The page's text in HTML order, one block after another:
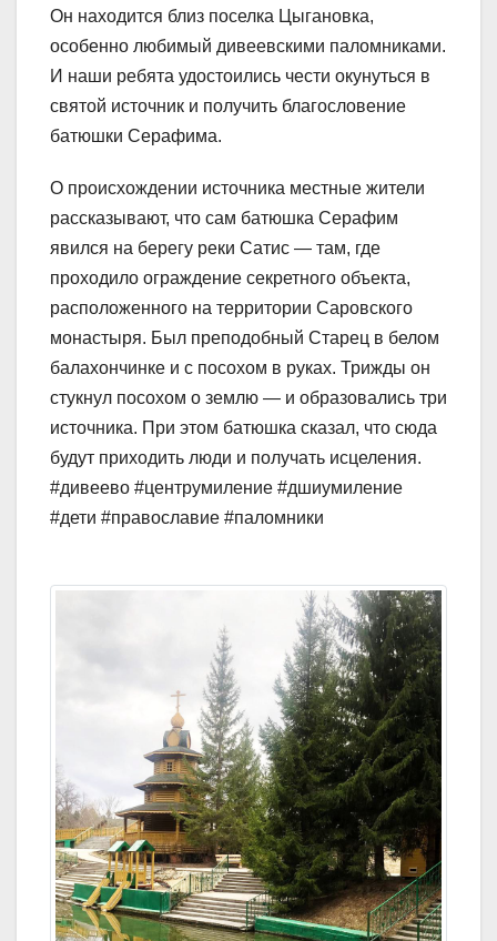
Он находится близ поселка Цыгановка,
особенно любимый дивеевскими паломниками.
И наши ребята удостоились чести окунуться в
святой источник и получить благословение
батюшки Серафима.
О происхождении источника местные жите­ли
рассказывают, что сам батюшка Серафим
явился на берегу реки Сатис — там, где
проходило ограждение секретного объекта,
расположенного на территории Саровского
монастыря. Был преподобный Старец в белом
балахончинке и с посохом в руках. Трижды он
стукнул посохом о землю — и образовались три
источника. При этом батюшка сказал, что сюда
будут приходить люди и получать исцеления.
#дивеево #центрумиление #дшиумиление
#дети #православие #паломники